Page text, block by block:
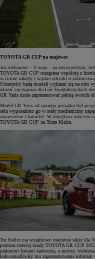
TOYOTA GR CUP na majówce
Już niebawem – 3 maja – na rzeczywistym,
TOYOTA GR CUP rozegrana wspólnie z
w ciasne zakręty i wąskie odcinki o
Uczestnicy będą musieli wykazać się na nim
okazać się typowa dla Gór Świętokrzyskich
GR Yaris może zaprezentować pełnię swoich
Model GR Yaris od samego początku był
celu wyposażono go w stały mechaniczny
zawieszenie i hamulce. W ubiegłym roku ten
TOYOTA GR CUP na Torze Kielce.
Tor Kielce ma wyjątkowe znaczenie także dla
podczas trzeciej rundy TOYOTA GR CUP
pięknymi liniami nadwozia, a mocny,
koła umożliwiły mu zaprezentowanie